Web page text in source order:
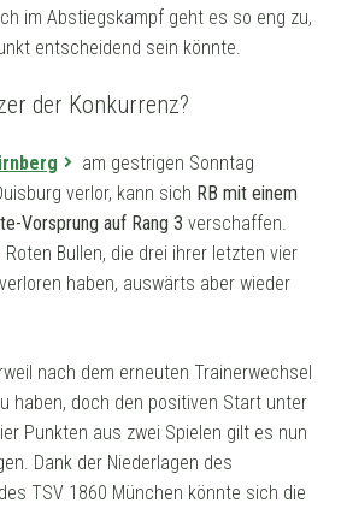
im Abstiegskampf geht es so eng zu,
entscheidend sein könnte.
der Konkurrenz?
am gestrigen Sonntag
verlor, kann sich RB mit einem
Vorsprung auf Rang 3 verschaffen.
Bullen, die drei ihrer letzten vier
haben, auswärts aber wieder
nach dem erneuten Trainerwechsel
haben, doch den positiven Start unter
Punkten aus zwei Spielen gilt es nun
Dank der Niederlagen des
TSV 1860 München könnte sich die